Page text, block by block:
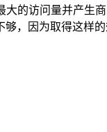
的访问量并产生
，因为取得这样